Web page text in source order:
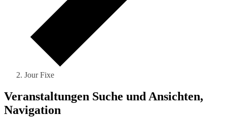
Jour Fixe
Veranstaltungen
Veranstaltungen Suche und Ansichten,
Navigation